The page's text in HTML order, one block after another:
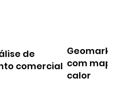
de
comercial com
calor